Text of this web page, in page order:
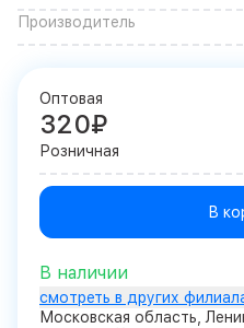
Производитель
Оптовая
320₽
Розничная
В
В наличии
смотреть в других
Московская область,